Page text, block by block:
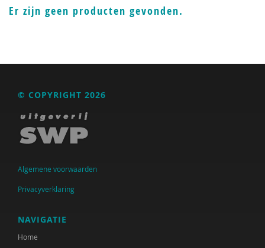
Corrie Baas
Maria Baltag
Ton Beekman
Charlotte Beenakker
Er zijn geen producten gevonden.
© COPYRIGHT 2026
Algemene voorwaarden
Privacyverklaring
NAVIGATIE
Home